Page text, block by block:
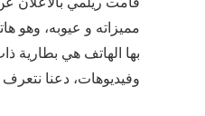
مميزاته و عيوبه، وهو
وفيديوهات، دعنا